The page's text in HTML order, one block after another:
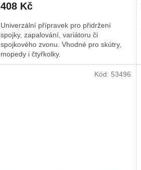
produktu
4,0
z
5
hvězdiček.
408 Kč
Univerzální přípravek pro přidržení
spojky, zapalování, variátoru či
spojkového zvonu. Vhodné pro skútry,
mopedy i čtyřkolky.
Kód: 53496